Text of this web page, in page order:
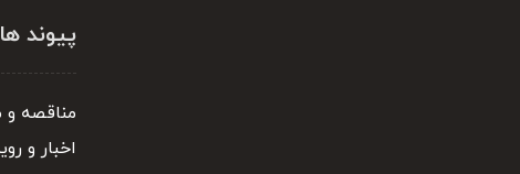
پیوند
مناقصه و
اخبار و